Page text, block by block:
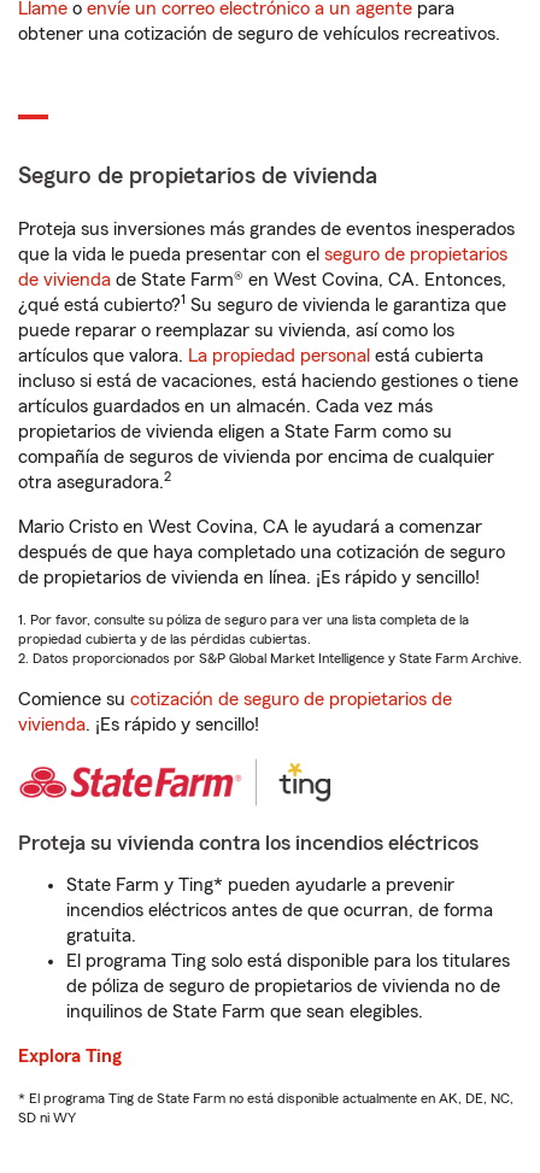
Llame o envíe un correo electrónico a un agente para
obtener una cotización de seguro de vehículos recreativos.
Seguro de propietarios de vivienda
Proteja sus inversiones más grandes de eventos inesperados
que la vida le pueda presentar con el seguro de propietarios
de vivienda de State Farm® en West Covina, CA. Entonces,
¿qué está cubierto?1 Su seguro de vivienda le garantiza que
puede reparar o reemplazar su vivienda, así como los
artículos que valora. La propiedad personal está cubierta
incluso si está de vacaciones, está haciendo gestiones o tiene
artículos guardados en un almacén. Cada vez más
propietarios de vivienda eligen a State Farm como su
compañía de seguros de vivienda por encima de cualquier
otra aseguradora.2
Mario Cristo en West Covina, CA le ayudará a comenzar
después de que haya completado una cotización de seguro
de propietarios de vivienda en línea. ¡Es rápido y sencillo!
1. Por favor, consulte su póliza de seguro para ver una lista completa de la
propiedad cubierta y de las pérdidas cubiertas.
2. Datos proporcionados por S&P Global Market Intelligence y State Farm Archive.
Comience su cotización de seguro de propietarios de
vivienda. ¡Es rápido y sencillo!
Proteja su vivienda contra los incendios eléctricos
State Farm y Ting* pueden ayudarle a prevenir
incendios eléctricos antes de que ocurran, de forma
gratuita.
El programa Ting solo está disponible para los titulares
de póliza de seguro de propietarios de vivienda no de
inquilinos de State Farm que sean elegibles.
Explora Ting
* El programa Ting de State Farm no está disponible actualmente en AK, DE, NC,
SD ni WY